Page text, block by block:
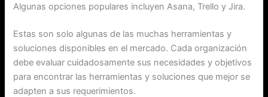
Algunas opciones populares incluyen Asana, Trello y Jira.
Estas son solo algunas de las muchas herramientas y
soluciones disponibles en el mercado. Cada organización
debe evaluar cuidadosamente sus necesidades y objetivos
para encontrar las herramientas y soluciones que mejor se
adapten a sus requerimientos.